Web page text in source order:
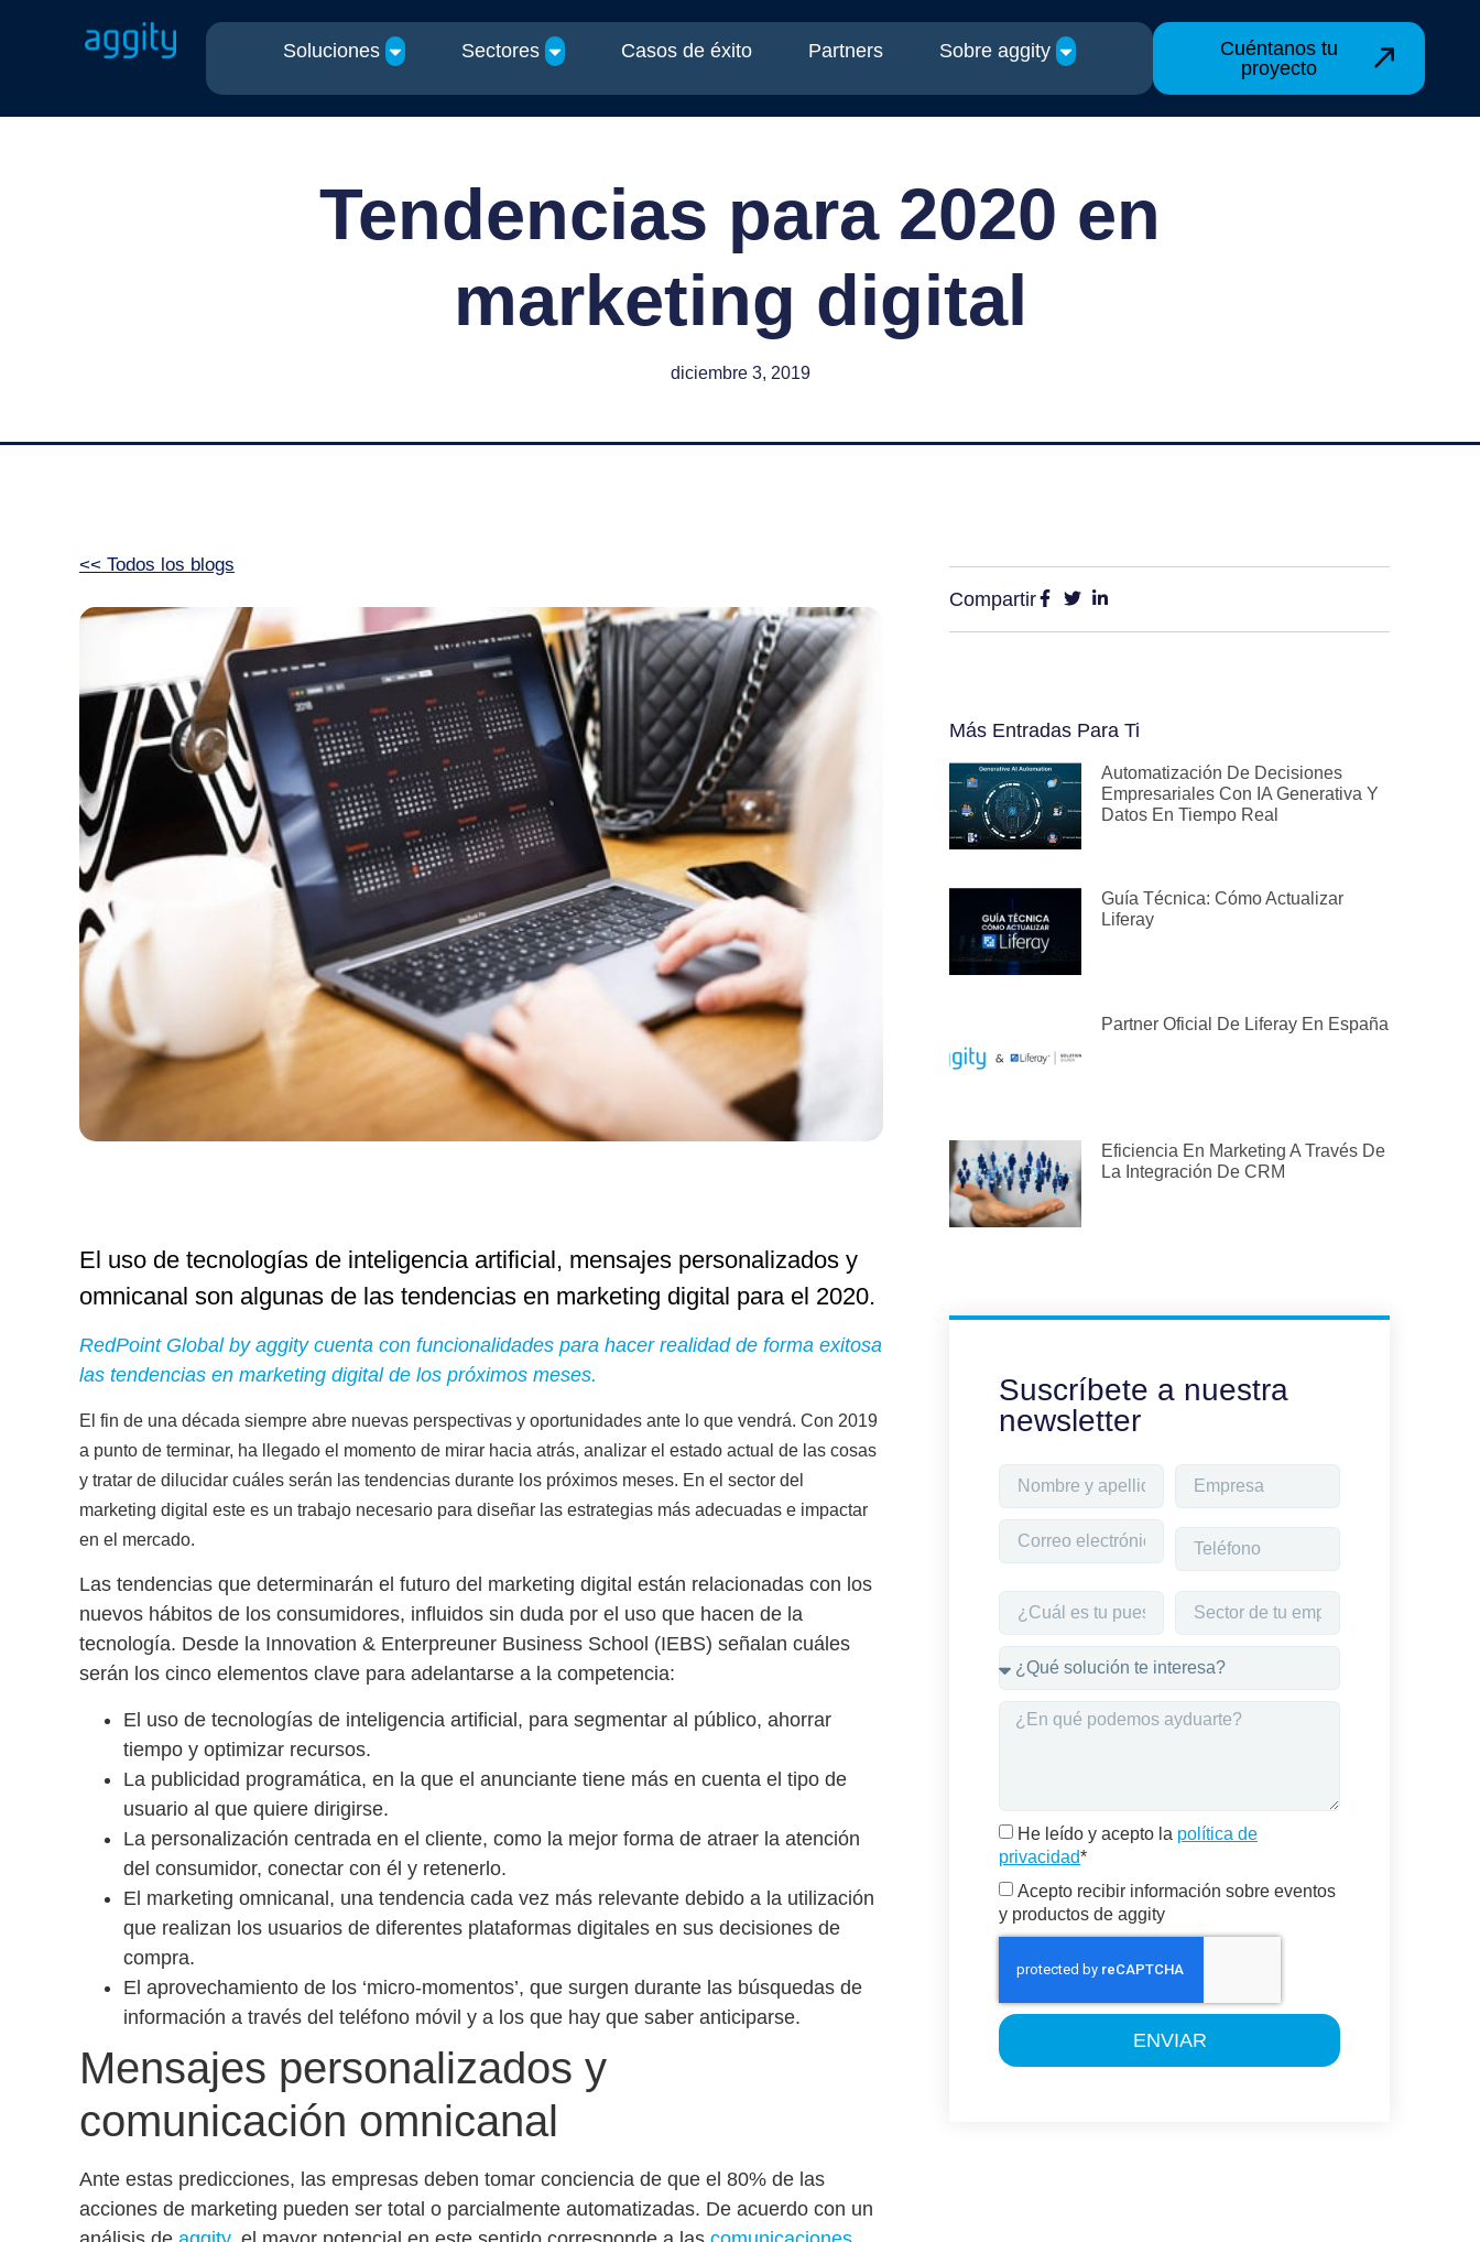
Soluciones Sectores Casos de éxito Partners Sobre aggity
Cuéntanos tu
proyecto
Tendencias para 2020 en
marketing digital
diciembre 3, 2019
<< Todos los blogs
El uso de tecnologías de inteligencia artificial, mensajes personalizados y
omnicanal son algunas de las tendencias en marketing digital para el 2020.
RedPoint Global by aggity cuenta con funcionalidades para hacer realidad de forma exitosa
las tendencias en marketing digital de los próximos meses.
El fin de una década siempre abre nuevas perspectivas y oportunidades ante lo que vendrá. Con 2019
a punto de terminar, ha llegado el momento de mirar hacia atrás, analizar el estado actual de las cosas
y tratar de dilucidar cuáles serán las tendencias durante los próximos meses. En el sector del
marketing digital este es un trabajo necesario para diseñar las estrategias más adecuadas e impactar
en el mercado.
Las tendencias que determinarán el futuro del marketing digital están relacionadas con los
nuevos hábitos de los consumidores, influidos sin duda por el uso que hacen de la
tecnología. Desde la Innovation & Enterpreuner Business School (IEBS) señalan cuáles
serán los cinco elementos clave para adelantarse a la competencia:
El uso de tecnologías de inteligencia artificial, para segmentar al público, ahorrar
tiempo y optimizar recursos.
La publicidad programática, en la que el anunciante tiene más en cuenta el tipo de
usuario al que quiere dirigirse.
La personalización centrada en el cliente, como la mejor forma de atraer la atención
del consumidor, conectar con él y retenerlo.
El marketing omnicanal, una tendencia cada vez más relevante debido a la utilización
que realizan los usuarios de diferentes plataformas digitales en sus decisiones de
compra.
El aprovechamiento de los ‘micro-momentos’, que surgen durante las búsquedas de
información a través del teléfono móvil y a los que hay que saber anticiparse.
Mensajes personalizados y
comunicación omnicanal
Ante estas predicciones, las empresas deben tomar conciencia de que el 80% de las
acciones de marketing pueden ser total o parcialmente automatizadas. De acuerdo con un
Compartir
Más Entradas Para Ti
Automatización De Decisiones
Empresariales Con IA Generativa Y
Datos En Tiempo Real
Guía Técnica: Cómo Actualizar
Liferay
Partner Oficial De Liferay En España
Eficiencia En Marketing A Través De
La Integración De CRM
Suscríbete a nuestra
newsletter
He leído y acepto la política de
privacidad*
Acepto recibir información sobre eventos
y productos de aggity
ENVIAR